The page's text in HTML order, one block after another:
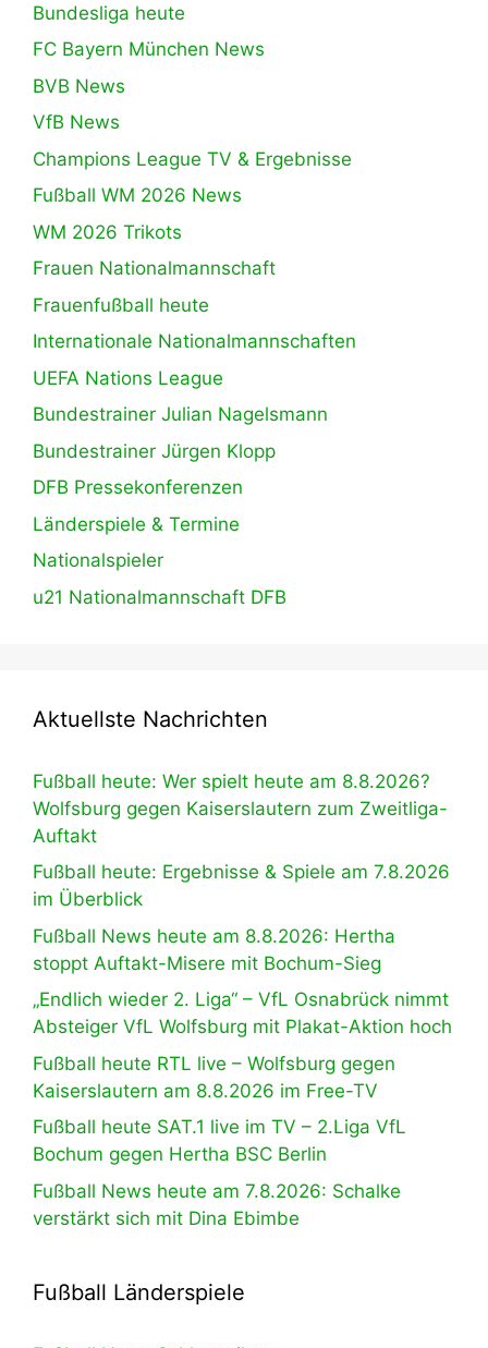
Bundesliga heute
FC Bayern München News
BVB News
VfB News
Champions League TV & Ergebnisse
Fußball WM 2026 News
WM 2026 Trikots
Frauen Nationalmannschaft
Frauenfußball heute
Internationale Nationalmannschaften
UEFA Nations League
Bundestrainer Julian Nagelsmann
Bundestrainer Jürgen Klopp
DFB Pressekonferenzen
Länderspiele & Termine
Nationalspieler
u21 Nationalmannschaft DFB
Aktuellste Nachrichten
Fußball heute: Wer spielt heute am 8.8.2026?
Wolfsburg gegen Kaiserslautern zum Zweitliga-
Auftakt
Fußball heute: Ergebnisse & Spiele am 7.8.2026
im Überblick
Fußball News heute am 8.8.2026: Hertha
stoppt Auftakt-Misere mit Bochum-Sieg
„Endlich wieder 2. Liga“ – VfL Osnabrück nimmt
Absteiger VfL Wolfsburg mit Plakat-Aktion hoch
Fußball heute RTL live – Wolfsburg gegen
Kaiserslautern am 8.8.2026 im Free-TV
Fußball heute SAT.1 live im TV – 2.Liga VfL
Bochum gegen Hertha BSC Berlin
Fußball News heute am 7.8.2026: Schalke
verstärkt sich mit Dina Ebimbe
Fußball Länderspiele